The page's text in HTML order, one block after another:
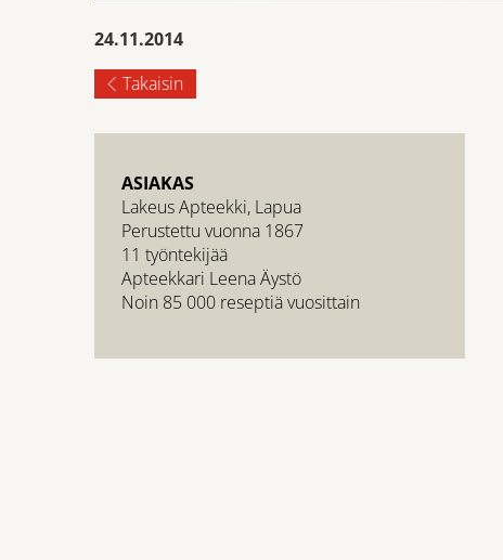
24.11.2014
Takaisin
ASIAKAS
Lakeus Apteekki, Lapua
Perustettu vuonna 1867
11 työntekijää
Apteekkari Leena Äystö
Noin 85 000 reseptiä vuosittain